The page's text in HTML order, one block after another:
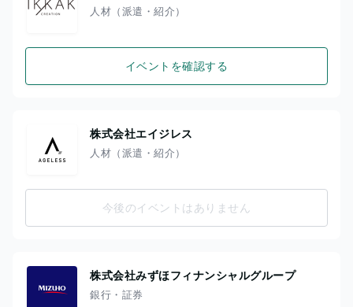
人材（派遣・紹介）
イベントを確認する
株式会社エイジレス
人材（派遣・紹介）
今後のイベントはありません
株式会社みずほフィナンシャルグループ
銀行・証券